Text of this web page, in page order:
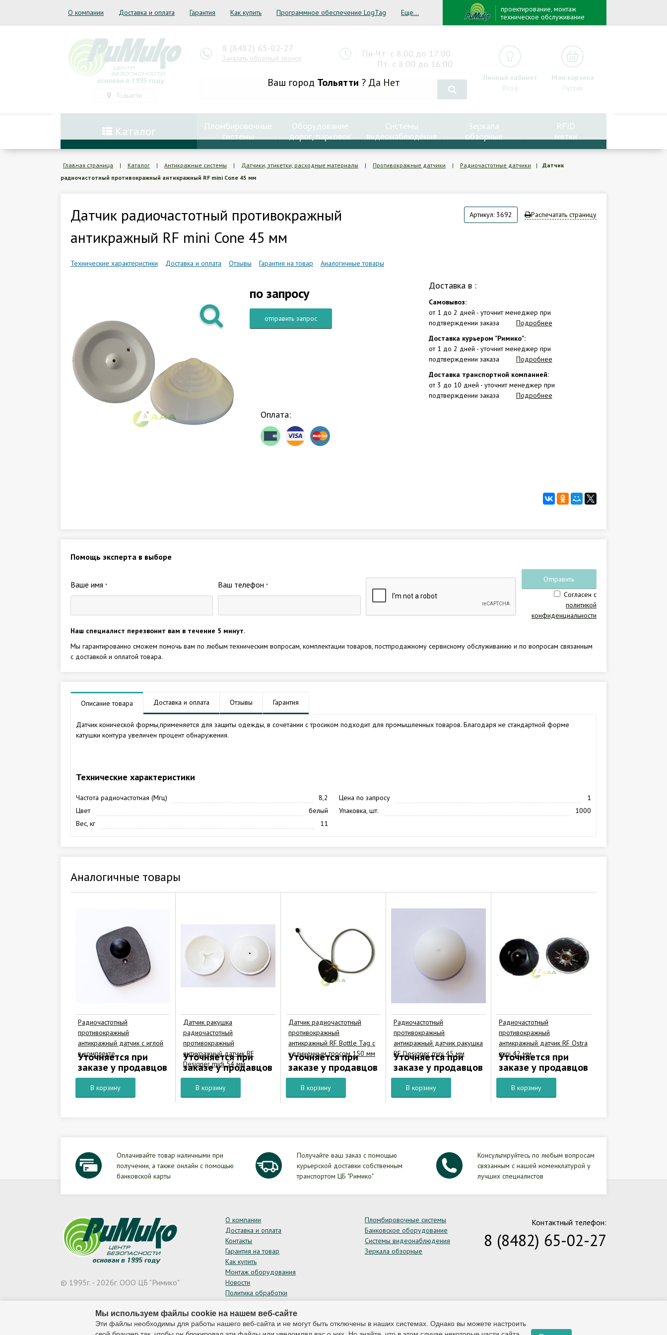
О компании Доставка и оплата Гарантия Как купить Программное обеспечение LogTag Еще...
проектирование, монтаж
техническое обслуживание
Тольятти
Ваш город Тольятти ? Да Нет
8 (8482) 65-02-27
Заказать обратный звонок
Пн-Чт: с 8:00 до 17:00
Пт: с 8:00 до 16:00
Личный кабинет
Вход
Моя корзина
Пустая
Каталог
Пломбировочные
системы
Оборудование
дорог, парковок
Системы
видеонаблюдения
Зеркала
обзорные
RFID
метки
Главная страница | Каталог | Антикражные системы | Датчики, этикетки, расходные материалы | Противокражные датчики | Радиочастотные датчики |
Датчик
радиочастотный противокражный антикражный RF mini Cone 45 мм
Датчик радиочастотный противокражный
антикражный RF mini Cone 45 мм
Артикул: 3692 Распечатать страницу
Технические характеристики Доставка и оплата Отзывы Гарантия на товар Аналогичные товары
по запросу
отправить запрос
Доставка в :
Самовывоз:
от 1 до 2 дней - уточнит менеджер при
подтверждении заказа
Подробнее
Доставка курьером "Римико":
от 1 до 2 дней - уточнит менеджер при
подтверждении заказа
Подробнее
Доставка транспортной компанией:
от 3 до 10 дней - уточнит менеджер при
подтверждении заказа
Подробнее
Оплата:
Помощь эксперта в выборе
Ваше имя * Ваш телефон*
Отправить
заявкуСогласен с
политикой
конфиденциальности
Наш специалист перезвонит вам в течение 5 минут.
Мы гарантированно сможем помочь вам по любым техническим вопросам, комплектации товаров, постпродажному сервисному обслуживанию и по вопросам связанным
с доставкой и оплатой товара.
Описание товара Доставка и оплата Отзывы Гарантия
Датчик конической формы,применяется для защиты одежды, в сочетании с тросиком подходит для промышленных товаров. Благодаря не стандартной форме
катушки контура увеличен процент обнаружения.
Технические характеристики
Частота радиочастотная (Мгц) 8,2 Цена по запросу
1
Цвет
белый Упаковка, шт.
1000
Вес, кг
11
Аналогичные товары
Радиочастотный
противокражный
антикражный датчик с иглой
в комплекте
Уточняется при
заказе у продавцов
В корзину
Датчик ракушка
радиочастотный
противокражный
антикражный датчик RF
Designer midi 54 мм
Уточняется при
заказе у продавцов
В корзину
Датчик радиочастотный
противокражный
антикражный RF Bottle Tag с
удлиненным тросом 150 мм
Уточняется при
заказе у продавцов
В корзину
Радиочастотный
противокражный
антикражный датчик ракушка
RF Designer mini 45 мм
Уточняется при
заказе у продавцов
В корзину
Радиочастотный
противокражный
антикражный датчик RF Ostra
mini 42 мм
Уточняется при
заказе у продавцов
В корзину
Оплачивайте товар наличными при
получении, а также онлайн с помощью
банковской карты
Получайте ваш заказ с помощью
курьерской доставки собственным
транспортом ЦБ "Римико"
Консультируйтесь по любым вопросам
связанным с нашей номенклатурой у
лучших специалистов
© 1995г. - 2026г. ООО ЦБ "Римико"
О компании
Доставка и оплата
Контакты
Гарантия на товар
Как купить
Монтаж оборудования
Новости
Политика обработки
Согласие на обработку
персональных данных
Пломбировочные системы
Банковское оборудование
Системы видеонаблюдения
Зеркала обзорные
Контактный телефон:
8 (8482) 65-02-27
Мы используем файлы cookie на нашем веб-сайте
Эти файлы необходимы для работы нашего веб-сайта и не могут быть отключены в наших системах. Однако вы можете настроить